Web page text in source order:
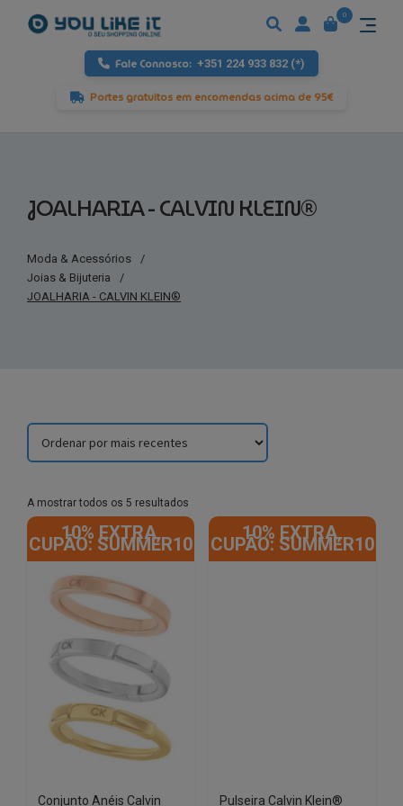
Fale Connosco: +351 224 933 832 (*)
Portes gratuitos em encomendas acima de 95€
0
JOALHARIA - CALVIN KLEIN®
Moda & Acessórios
/
Joias & Bijuteria
/
JOALHARIA - CALVIN KLEIN®
A mostrar todos os 5 resultados
by
latest
10% EXTRA,
CUPÃO: SUMMER10
Conjunto Anéis Calvin
10% EXTRA,
CUPÃO: SUMMER10
Pulseira Calvin Klein®